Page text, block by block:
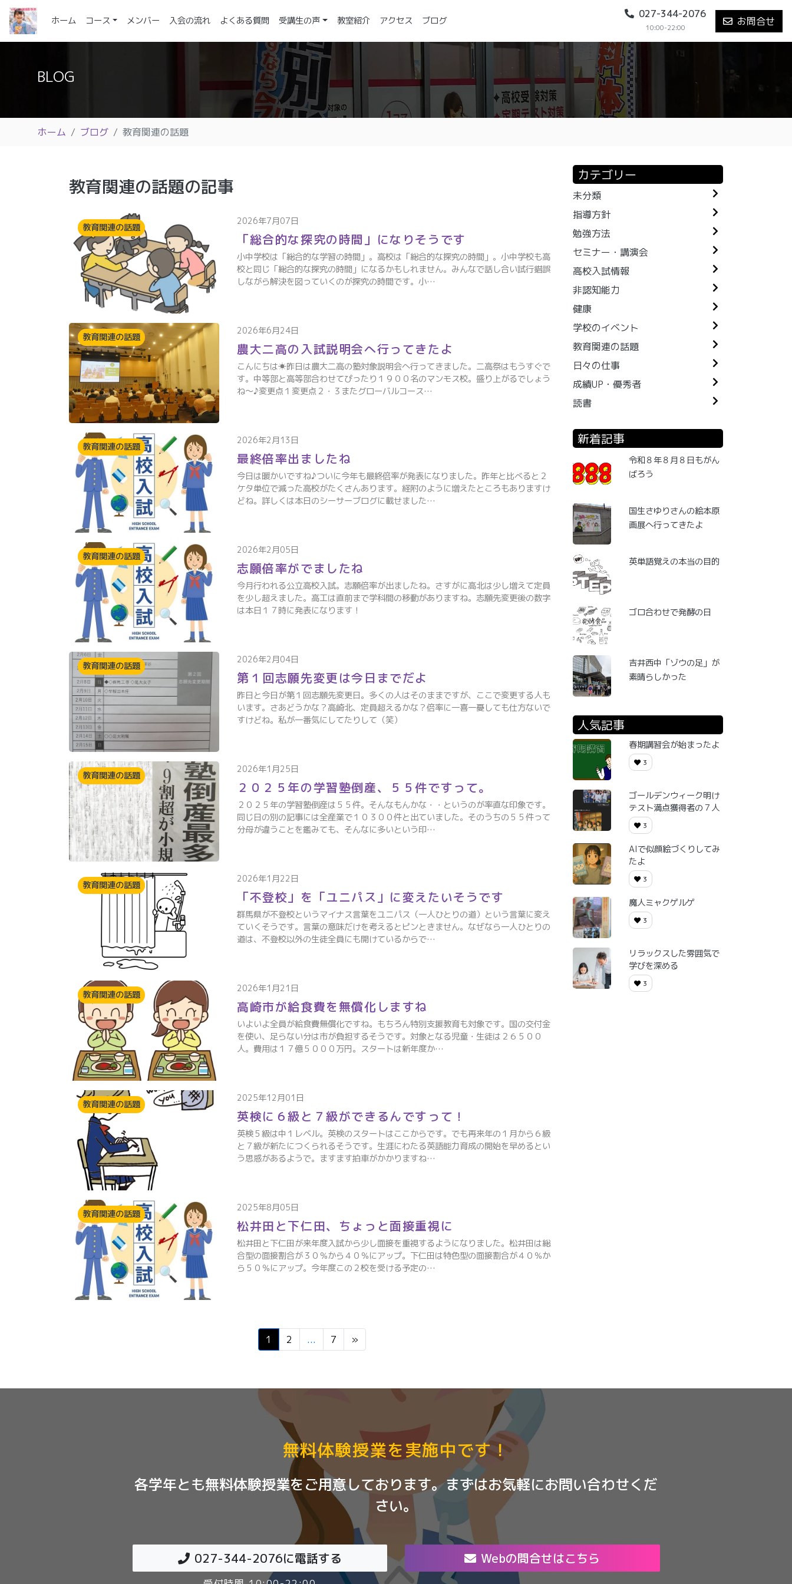
ホーム(current)
コース メンバー 入会の流れ よくある質問 受講生の声 教室紹介 アクセス ブログ
027-344-2076
10:00-22:00
お問合せ
BLOG
ホーム ブログ 教育関連の話題
教育関連の話題の記事
教育関連の話題
2026年7月07日
「総合的な探究の時間」になりそうです
小中学校は「総合的な学習の時間」。高校は「総合的な探究の時間」。小中学校も高
校と同じ「総合的な探究の時間」になるかもしれません。みんなで話し合い試行錯誤
しながら解決を図っていくのが探究の時間です。小…
教育関連の話題
2026年6月24日
農大二高の入試説明会へ行ってきたよ
こんにちは☀昨日は農大二高の塾対象説明会へ行ってきました。二高祭はもうすぐで
す。中等部と高等部合わせてぴったり１９００名のマンモス校。盛り上がるでしょう
ね～♪変更点１変更点２・３またグローバルコース…
教育関連の話題
2026年2月13日
最終倍率出ましたね
今日は暖かいですね♪ついに今年も最終倍率が発表になりました。昨年と比べると２
ケタ単位で減った高校がたくさんあります。経附のように増えたところもありますけ
どね。詳しくは本日のシーサーブログに載せました…
教育関連の話題
2026年2月05日
志願倍率がでましたね
今月行われる公立高校入試。志願倍率が出ましたね。さすがに高北は少し増えて定員
を少し超えました。高工は直前まで学科間の移動がありますね。志願先変更後の数字
は本日１７時に発表になります！
教育関連の話題
2026年2月04日
第１回志願先変更は今日までだよ
昨日と今日が第１回志願先変更日。多くの人はそのままですが、ここで変更する人も
います。さあどうかな？高崎北、定員超えるかな？倍率に一喜一憂しても仕方ないで
すけどね。私が一番気にしてたりして（笑）
教育関連の話題
2026年1月25日
２０２５年の学習塾倒産、５５件ですって。
２０２５年の学習塾倒産は５５件。そんなもんかな・・というのが率直な印象です。
同じ日の別の記事には全産業で１０３００件と出ていました。そのうちの５５件って
分母が違うことを鑑みても、そんなに多いという印…
教育関連の話題
2026年1月22日
「不登校」を「ユニパス」に変えたいそうです
群馬県が不登校というマイナス言葉をユニパス（一人ひとりの道）という言葉に変え
ていくそうです。言葉の意味だけを考えるとピンときません。なぜなら一人ひとりの
道は、不登校以外の生徒全員にも開けているからで…
教育関連の話題
2026年1月21日
高崎市が給食費を無償化しますね
いよいよ全員が給食費無償化ですね。もちろん特別支援教育も対象です。国の交付金
を使い、足らない分は市が負担するそうです。対象となる児童・生徒は２６５００
人。費用は１７億５０００万円。スタートは新年度か…
教育関連の話題
2025年12月01日
英検に６級と７級ができるんですって！
英検５級は中１レベル。英検のスタートはここからです。でも再来年の１月から６級
と７級が新たにつくられるそうです。生涯にわたる英語能力育成の開始を早めるとい
う思惑があるようで。ますます拍車がかかりますね…
教育関連の話題
2025年8月05日
松井田と下仁田、ちょっと面接重視に
松井田と下仁田が来年度入試から少し面接を重視するようになりました。松井田は総
合型の面接割合が３０％から４０％にアップ。下仁田は特色型の面接割合が４０％か
ら５０％にアップ。今年度この２校を受ける予定の…
1 2 ... 7 »
カテゴリー
未分類
指導方針
勉強方法
セミナー・講演会
高校入試情報
非認知能力
健康
学校のイベント
教育関連の話題
日々の仕事
成績UP・優秀者
読書
新着記事
令和８年８月８日もがん
ばろう
国生さゆりさんの絵本原
画展へ行ってきたよ
英単語覚えの本当の目的
ゴロ合わせで発酵の日
吉井西中「ゾウの足」が
素晴らしかった
人気記事
春期講習会が始まったよ
3
ゴールデンウィーク明け
テスト満点獲得者の７人
3
AIで似顔絵づくりしてみ
たよ
3
魔人ミャクゲルゲ
3
リラックスした雰囲気で
学びを深める
3
無料体験授業を実施中です！
各学年とも無料体験授業をご用意しております。まずはお気軽にお問い合わせくだ
さい。
027-344-2076に電話する Webの問合せはこちら